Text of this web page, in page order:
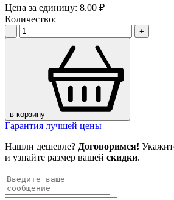
Цена за единицу: 8.00 ₽
Количество:
- +
в корзину
Гарантия лучшей цены
Нашли дешевле? Договоримся!
и узнайте размер вашей скидки.